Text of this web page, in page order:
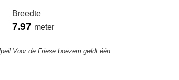
Breedte
7.97 meter
Voor de Friese boezem geldt één